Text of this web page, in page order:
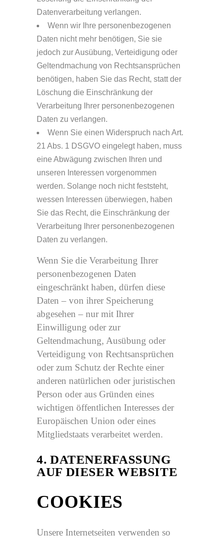
Datenverarbeitung verlangen.
Wenn wir Ihre personenbezogenen
Daten nicht mehr benötigen, Sie sie
jedoch zur Ausübung, Verteidigung oder
Geltendmachung von Rechtsansprüchen
benötigen, haben Sie das Recht, statt der
Löschung die Einschränkung der
Verarbeitung Ihrer personenbezogenen
Daten zu verlangen.
Wenn Sie einen Widerspruch nach Art.
21 Abs. 1 DSGVO eingelegt haben, muss
eine Abwägung zwischen Ihren und
unseren Interessen vorgenommen
werden. Solange noch nicht feststeht,
wessen Interessen überwiegen, haben
Sie das Recht, die Einschränkung der
Verarbeitung Ihrer personenbezogenen
Daten zu verlangen.
Wenn Sie die Verarbeitung Ihrer
personenbezogenen Daten
eingeschränkt haben, dürfen diese
Daten – von ihrer Speicherung
abgesehen – nur mit Ihrer
Einwilligung oder zur
Geltendmachung, Ausübung oder
Verteidigung von Rechtsansprüchen
oder zum Schutz der Rechte einer
anderen natürlichen oder juristischen
Person oder aus Gründen eines
wichtigen öffentlichen Interesses der
Europäischen Union oder eines
Mitgliedstaats verarbeitet werden.
4. DATENERFASSUNG
AUF DIESER WEBSITE
COOKIES
Unsere Internetseiten verwenden so